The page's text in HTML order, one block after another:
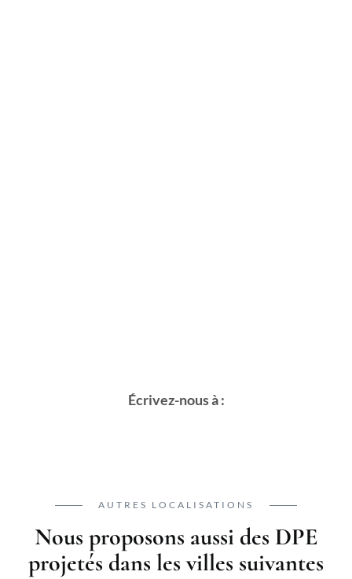
Écrivez-nous à :
AUTRES LOCALISATIONS
Nous proposons aussi des DPE
projetés dans les villes suivantes